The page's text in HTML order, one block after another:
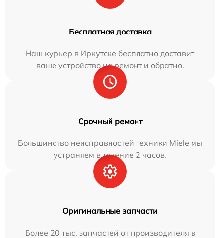
Бесплатная доставка
Наш курьер в Иркутске бесплатно доставит
ваше устройство на ремонт и обратно.
Срочный ремонт
Большинство неисправностей техники Miele мы
устраняем в течение 2 часов.
Оригинальные запчасти
Более 20 тыс. запчастей от производителя в